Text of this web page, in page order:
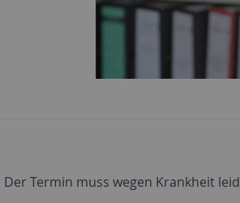
Termin muss wegen Krankheit